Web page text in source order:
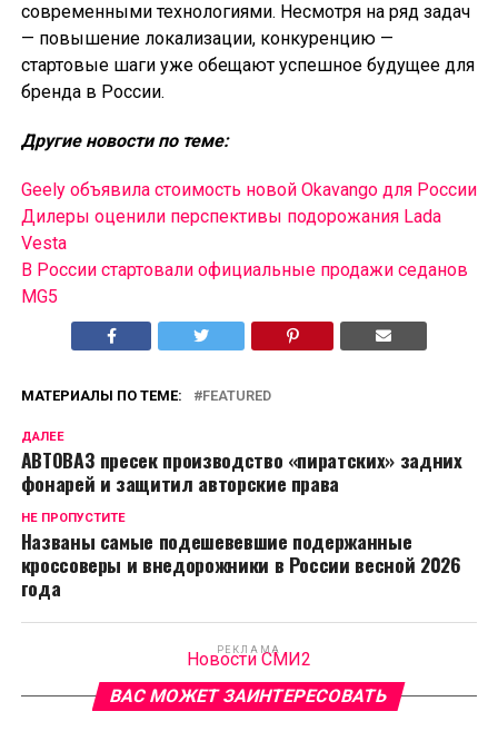
современными технологиями. Несмотря на ряд задач
— повышение локализации, конкуренцию —
стартовые шаги уже обещают успешное будущее для
бренда в России.
Другие новости по теме:
Geely объявила стоимость новой Okavango для России
Дилеры оценили перспективы подорожания Lada
Vesta
В России cтартовали официальные продажи седанов
MG5
МАТЕРИАЛЫ ПО ТЕМЕ: FEATURED
ДАЛЕЕ
АВТОВАЗ пресек производство «пиратских» задних
фонарей и защитил авторские права
НЕ ПРОПУСТИТЕ
Названы самые подешевевшие подержанные
кроссоверы и внедорожники в России весной 2026
года
РЕКЛАМА
Новости СМИ2
ВАС МОЖЕТ ЗАИНТЕРЕСОВАТЬ